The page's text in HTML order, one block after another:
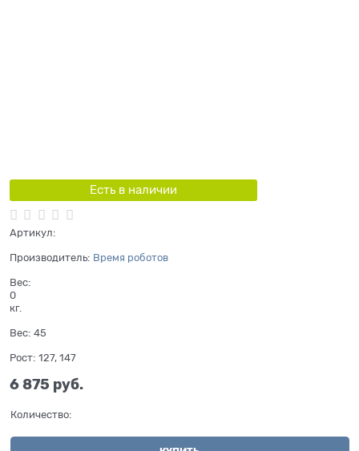
Есть в наличии
Артикул:
Производитель: Время роботов
Вес:
0
кг.
Вес: 45
Рост: 127, 147
6 875 руб.
Количество: